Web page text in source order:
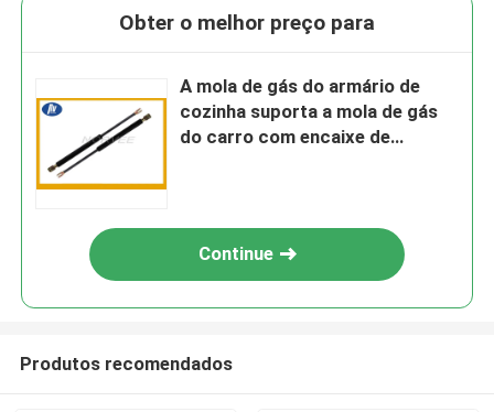
Obter o melhor preço para
A mola de gás do armário de
cozinha suporta a mola de gás
do carro com encaixe de
Continue
Produtos recomendados